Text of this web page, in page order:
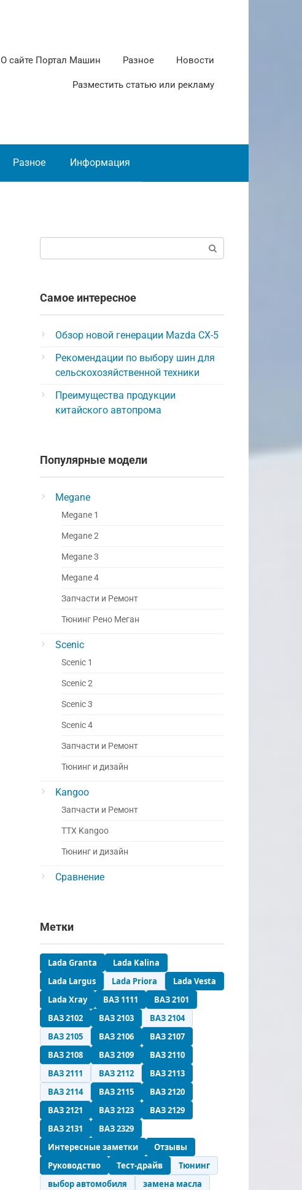
О сайте Портал Машин Разное Новости
Разместить статью или рекламу
Разное Информация
Самое интересное
Обзор новой генерации Mazda CX-5
Рекомендации по выбору шин для
сельскохозяйственной техники
Преимущества продукции
китайского автопрома
Популярные модели
Megane
Megane 1
Megane 2
Megane 3
Megane 4
Запчасти и Ремонт
Тюнинг Рено Меган
Scenic
Scenic 1
Scenic 2
Scenic 3
Scenic 4
Запчасти и Ремонт
Тюнинг и дизайн
Kangoo
Запчасти и Ремонт
ТТХ Kangoo
Тюнинг и дизайн
Сравнение
Метки
Lada Granta
Lada Kalina
Lada Largus
Lada Priora
Lada Vesta
Lada Xray
ВАЗ 1111
ВАЗ 2101
ВАЗ 2102
ВАЗ 2103
ВАЗ 2104
ВАЗ 2105
ВАЗ 2106
ВАЗ 2107
ВАЗ 2108
ВАЗ 2109
ВАЗ 2110
ВАЗ 2111
ВАЗ 2112
ВАЗ 2113
ВАЗ 2114
ВАЗ 2115
ВАЗ 2120
ВАЗ 2121
ВАЗ 2123
ВАЗ 2129
ВАЗ 2131
ВАЗ 2329
Интересные заметки
Отзывы
Руководство
Тест-драйв
Тюнинг
выбор автомобиля
замена масла